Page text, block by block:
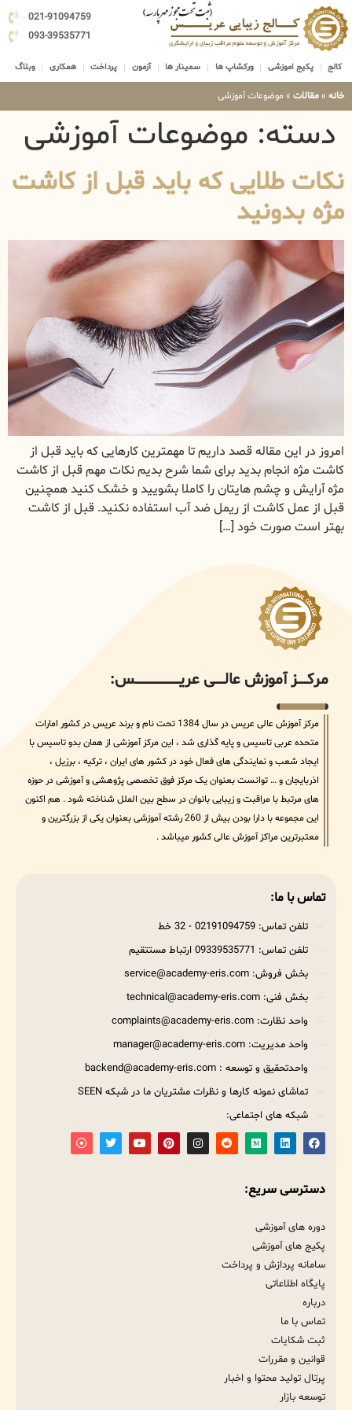
021-91094759
093-39535771
کالج پکیج اموزشی ورکشاپ ها سمینار ها آزمون پرداخت همکاری وبلاگ
خانه » مقالات » موضوعات آموزشی
دسته: موضوعات آموزشی
نکات طلایی که باید قبل از کاشت
مژه بدونید
امروز در این مقاله قصد داریم تا مهمترین کارهایی که باید قبل از
کاشت مژه انجام بدید برای شما شرح بدیم نکات مهم قبل از کاشت
مژه آرایش و چشم هایتان را کاملا بشویید و خشک کنید همچنین
قبل از عمل کاشت از ریمل ضد آب استفاده نکنید. قبل از کاشت
بهتر است صورت خود […]
مرکــــــز آموزش عالــــــی عریــــــــــــــــــــــــــــس:
مرکز آموزش عالی عریس در سال 1384 تحت نام و برند عریس در کشور امارات
متحده عربی تاسیس و پایه گذاری شد ، این مرکز آموزشی از همان بدو تاسیس با
ایجاد شعب و نمایندگی های فعال خود در کشور های ایران ، ترکیه ، برزیل ،
اذربایجان و … توانست بعنوان یک مرکز فوق تخصصی پژوهشی و آموزشی در حوزه
های مرتبط با مراقبت و زیبایی بانوان در سطح بین الملل شناخته شود . هم اکنون
این مجموعه با دارا بودن بیش از 260 رشته آموزشی بعنوان یکی از بزرگترین و
معتبرترین مراکز آموزش عالی کشور میباشد .
تماس با ما:
تلفن تماس: 02191094759 - 32 خط
تلفن تماس: 09339535771 ارتباط مستتقیم
بخش فروش: service@academy-eris.com
بخش فنی: technical@academy-eris.com
واحد نظارت: complaints@academy-eris.com
واحد مدیریت: manager@academy-eris.com
واحدتحقیق و توسعه : backend@academy-eris.com
تماشای نمونه کارها و نظرات مشتریان ما در شبکه SEEN
شبکه های اجتماعی:
دسترسی سریع:
دوره های آموزشی
پکیج های آموزشی
سامانه پردازش و پرداخت
پایگاه اطلاعاتی
درباره
تماس با ما
ثبت شکایات
قوانین و مقررات
پرتال تولید محتوا و اخبار
توسعه بازار